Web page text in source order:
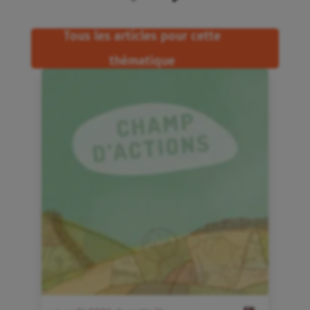
Tous les articles pour cette
thématique